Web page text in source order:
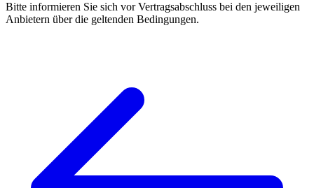
Bitte informieren Sie sich vor Vertragsabschluss bei den jeweiligen
Anbietern über die geltenden Bedingungen.